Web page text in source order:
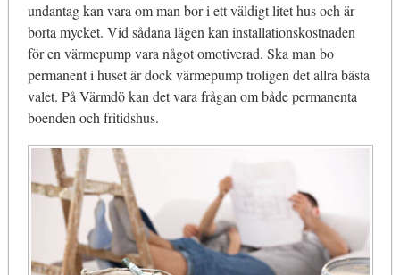
undantag kan vara om man bor i ett väldigt litet hus och är
borta mycket. Vid sådana lägen kan installationskostnaden
för en värmepump vara något omotiverad. Ska man bo
permanent i huset är dock värmepump troligen det allra bästa
valet. På Värmdö kan det vara frågan om både permanenta
boenden och fritidshus.